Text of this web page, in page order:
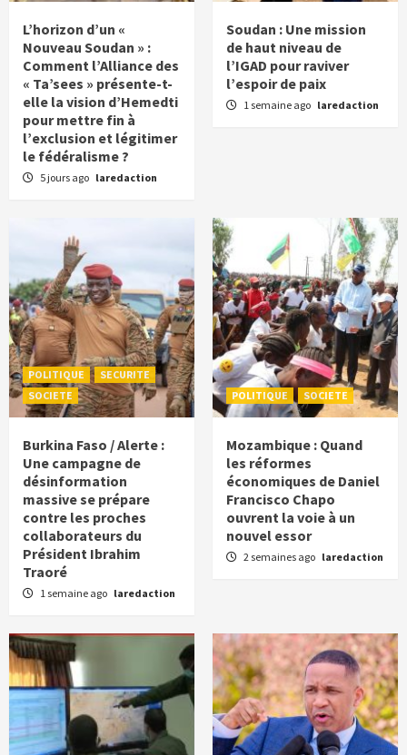
L’horizon d’un «
Nouveau Soudan » :
Comment l’Alliance des
« Ta’sees » présente-t-
elle la vision d’Hemedti
pour mettre fin à
l’exclusion et légitimer
le fédéralisme ?
5 jours ago laredaction
Soudan : Une mission
de haut niveau de
l’IGAD pour raviver
l’espoir de paix
1 semaine ago laredaction
POLITIQUE
SECURITE
SOCIETE
Burkina Faso / Alerte :
Une campagne de
désinformation
massive se prépare
contre les proches
collaborateurs du
Président Ibrahim
Traoré
1 semaine ago laredaction
POLITIQUE SOCIETE
Mozambique : Quand
les réformes
économiques de Daniel
Francisco Chapo
ouvrent la voie à un
nouvel essor
2 semaines ago laredaction